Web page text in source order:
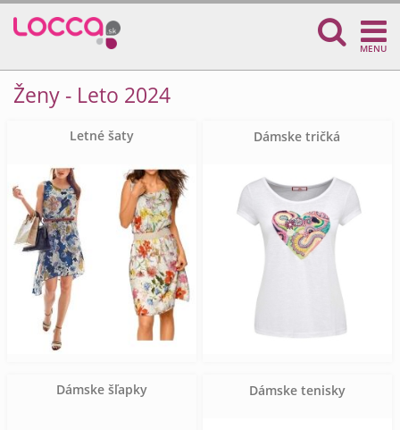
MENU
Ženy - Leto 2024
Letné šaty Dámske tričká
Dámske šľapky Dámske tenisky